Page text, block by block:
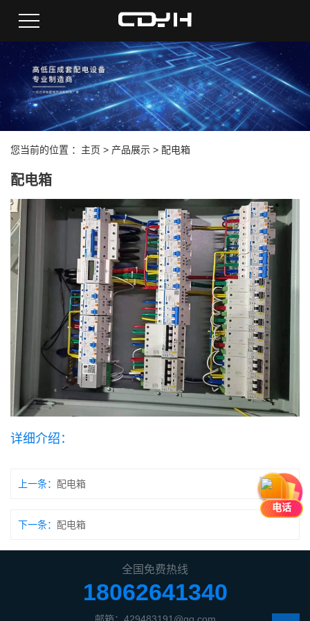
您当前的位置 ： 主页 > 产品展示 > 配电箱
配电箱
详细介绍：
上一条： 配电箱
下一条： 配电箱
全国免费热线
18062641340
电话